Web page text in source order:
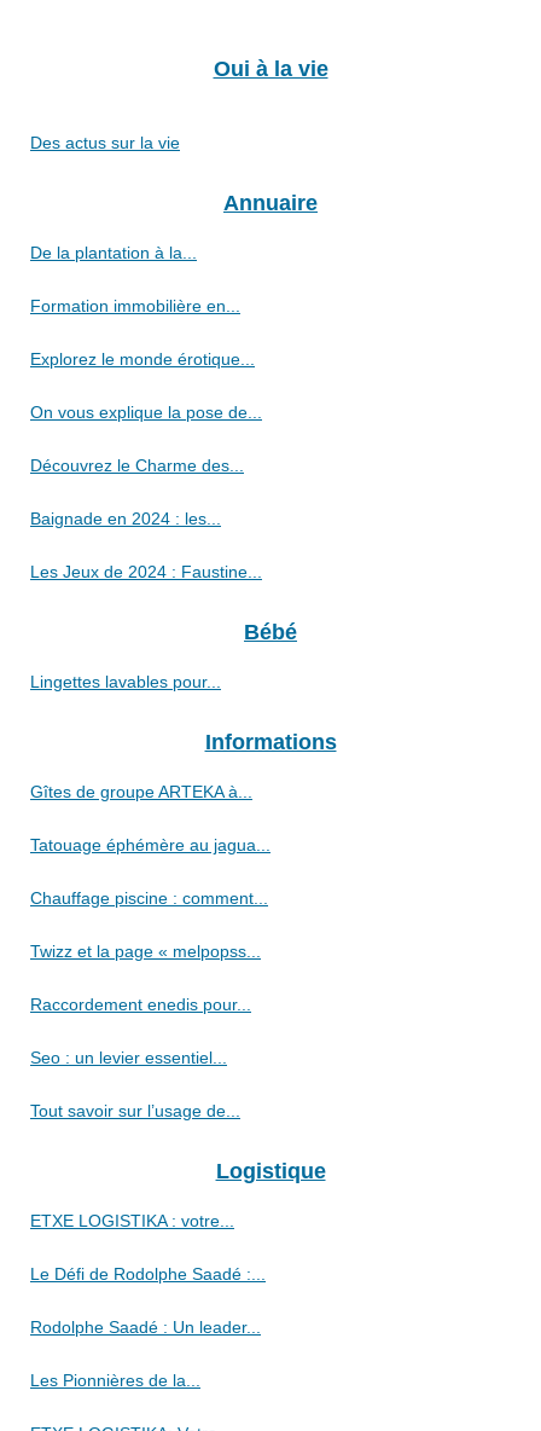
Oui à la vie
Des actus sur la vie
Annuaire
De la plantation à la...
Formation immobilière en...
Explorez le monde érotique...
On vous explique la pose de...
Découvrez le Charme des...
Baignade en 2024 : les...
Les Jeux de 2024 : Faustine...
Bébé
Lingettes lavables pour...
Informations
Gîtes de groupe ARTEKA à...
Tatouage éphémère au jagua...
Chauffage piscine : comment...
Twizz et la page « melpopss...
Raccordement enedis pour...
Seo : un levier essentiel...
Tout savoir sur l’usage de...
Logistique
ETXE LOGISTIKA : votre...
Le Défi de Rodolphe Saadé :...
Rodolphe Saadé : Un leader...
Les Pionnières de la...